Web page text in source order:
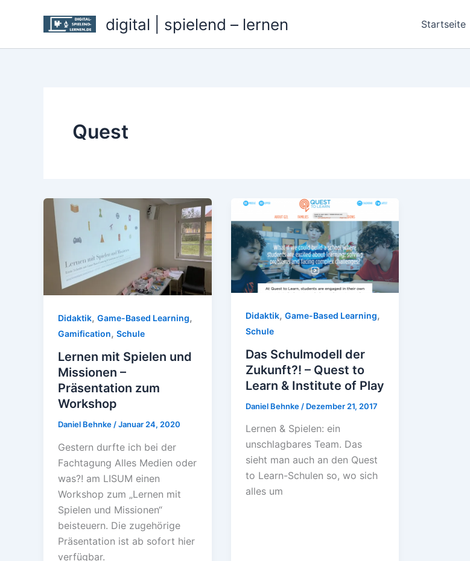
digital | spielend – lernen Startseite
Quest
Didaktik, Game-Based Learning,
Gamification, Schule
Lernen mit Spielen und
Missionen –
Präsentation zum
Workshop
Daniel Behnke /Januar 24, 2020
Gestern durfte ich bei der
Fachtagung Alles Medien oder
was?! am LISUM einen
Workshop zum „Lernen mit
Spielen und Missionen“
beisteuern. Die zugehörige
Präsentation ist ab sofort hier
verfügbar.
Didaktik, Game-Based Learning,
Schule
Das Schulmodell der
Zukunft?! – Quest to
Learn & Institute of Play
Daniel Behnke / Dezember 21, 2017
Lernen & Spielen: ein
unschlagbares Team. Das
sieht man auch an den Quest
to Learn-Schulen so, wo sich
alles um